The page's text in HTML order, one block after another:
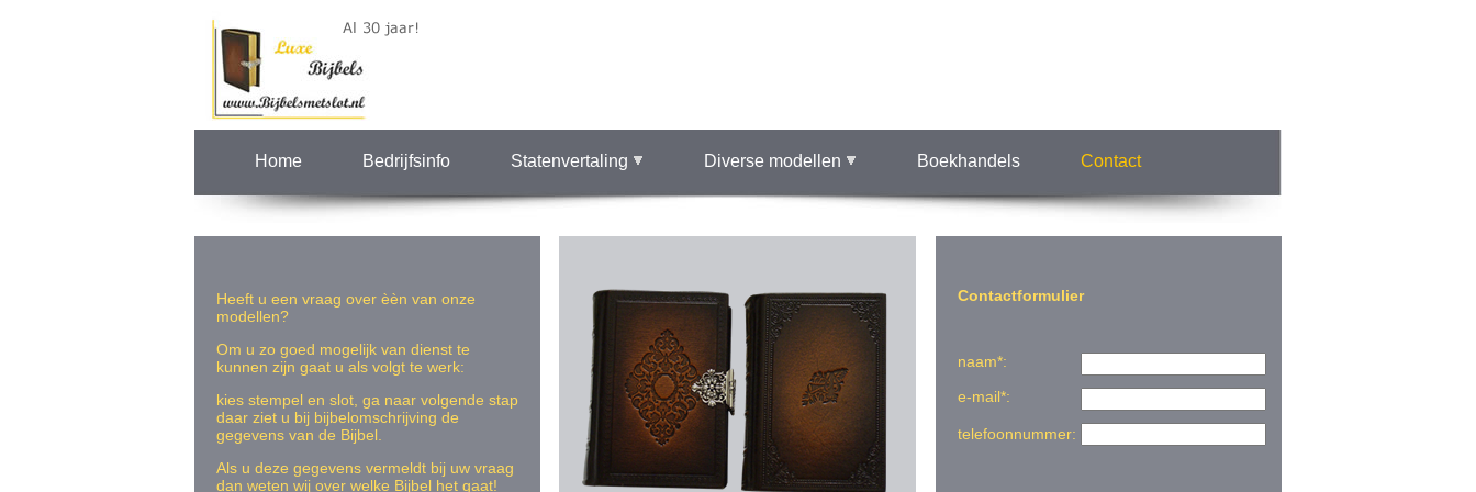
Home Bedrijfsinfo Statenvertaling Diverse modellen Boekhandels Contact
Heeft u een vraag over èèn van onze
modellen?
Om u zo goed mogelijk van dienst te
kunnen zijn gaat u als volgt te werk:
kies stempel en slot, ga naar volgende stap
daar ziet u bij bijbelomschrijving de
gegevens van de Bijbel.
Als u deze gegevens vermeldt bij uw vraag
dan weten wij over welke Bijbel het gaat!
Contactformulier
naam*:
e-mail*:
telefoonnummer: